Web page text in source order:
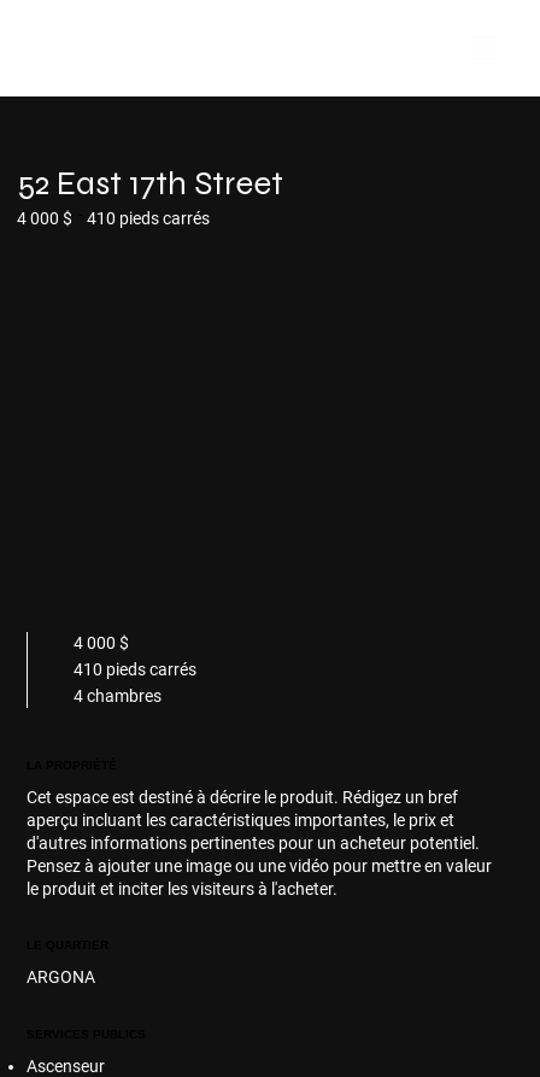
52 East 17th Street
4 000 $ 410 pieds carrés
4 000 $
410 pieds carrés
4 chambres
Cet espace est destiné à décrire le produit. Rédigez un bref
aperçu incluant les caractéristiques importantes, le prix et
d'autres informations pertinentes pour un acheteur potentiel.
Pensez à ajouter une image ou une vidéo pour mettre en valeur
le produit et inciter les visiteurs à l'acheter.
ARGONA
Ascenseur